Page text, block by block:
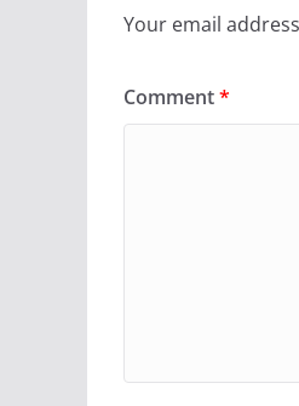
Your email
Comment*